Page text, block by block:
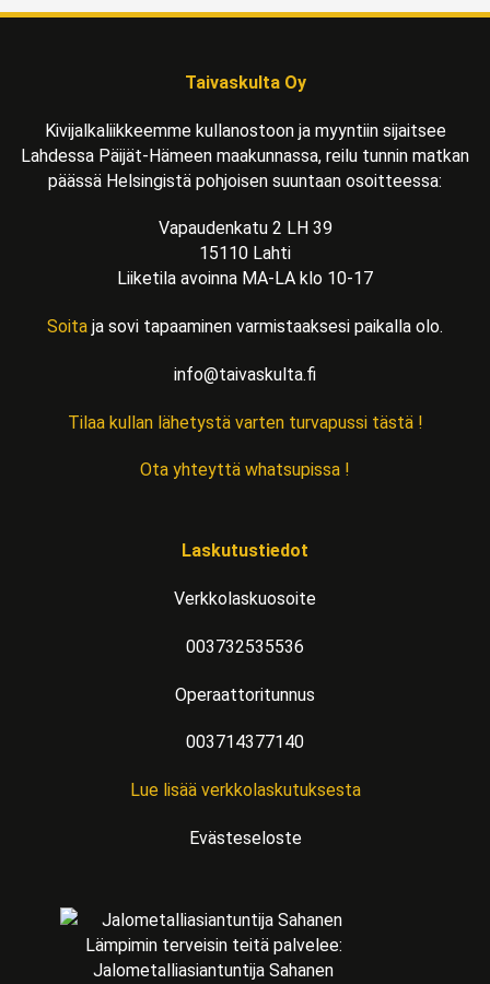
Taivaskulta Oy
Kivijalkaliikkeemme kullanostoon ja myyntiin sijaitsee
Lahdessa Päijät-Hämeen maakunnassa, reilu tunnin matkan
päässä Helsingistä pohjoisen suuntaan osoitteessa:
Vapaudenkatu 2 LH 39
15110 Lahti
Liiketila avoinna MA-LA klo 10-17
Soita ja sovi tapaaminen varmistaaksesi paikalla olo.
info@taivaskulta.fi
Tilaa kullan lähetystä varten turvapussi tästä !
Ota yhteyttä whatsupissa !
Laskutustiedot
Verkkolaskuosoite
003732535536
Operaattoritunnus
003714377140
Lue lisää verkkolaskutuksesta
Evästeseloste
Lämpimin terveisin teitä palvelee:
Jalometalliasiantuntija Sahanen